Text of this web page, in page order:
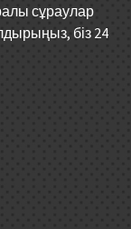
сұраулар
біз 24